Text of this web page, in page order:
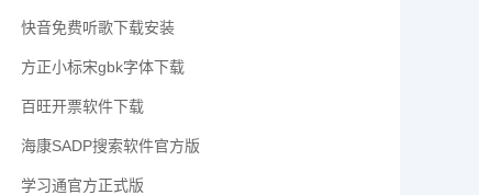
快音免费听歌下载安装
方正小标宋gbk字体下载
百旺开票软件下载
海康SADP搜索软件官方版
学习通官方正式版